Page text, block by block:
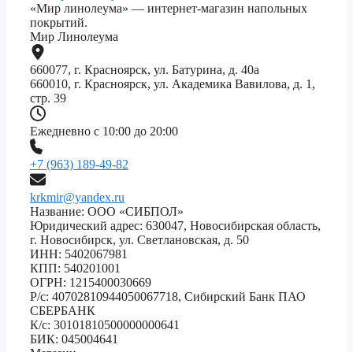
«Мир линолеума» — интернет-магазин напольных
покрытий.
Мир Линолеума
660077, г. Красноярск, ул. Батурина, д. 40а
660010, г. Красноярск, ул. Академика Вавилова, д. 1,
стр. 39
Ежедневно с 10:00 до 20:00
+7 (963) 189-49-82
krkmir@yandex.ru
Название: ООО «СИБПОЛ»
Юридический адрес: 630047, Новосибирская область,
г. Новосибирск, ул. Светлановская, д. 50
ИНН: 5402067981
КПП: 540201001
ОГРН: 1215400030669
Р/с: 40702810944050067718, Сибирский Банк ПАО
СБЕРБАНК
К/с: 30101810500000000641
БИК: 045004641